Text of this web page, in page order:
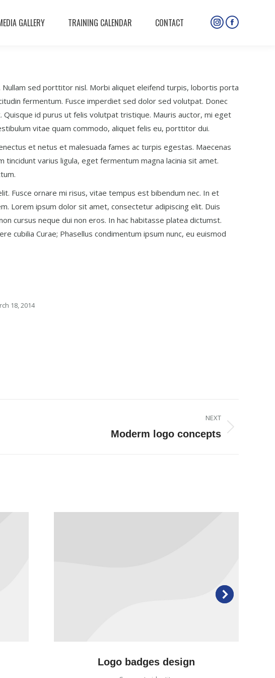
GALLERY TRAINING CALENDAR CONTACT
Instagram
window
Facebook
window
sed porttitor nisl. Morbi aliquet eleifend turpis, lobortis porta
fermentum. Fusce imperdiet sed dolor sed volutpat. Donec
id purus ut felis volutpat tristique. Mauris auctor, mi eget
vitae quam commodo, aliquet felis eu, porttitor dui.
et netus et malesuada fames ac turpis egestas. Maecenas
varius ligula, eget fermentum magna lacinia sit amet.
Fusce ornare mi risus, vitae tempus est bibendum nec. In et
Lorem ipsum dolor sit amet, consectetur adipiscing elit. Duis
cursus neque dui non eros. In hac habitasse platea dictumst.
cubilia Curae; Phasellus condimentum ipsum nunc, eu euismod
18, 2014
NEXT
Moderm logo concepts
Logo badges design